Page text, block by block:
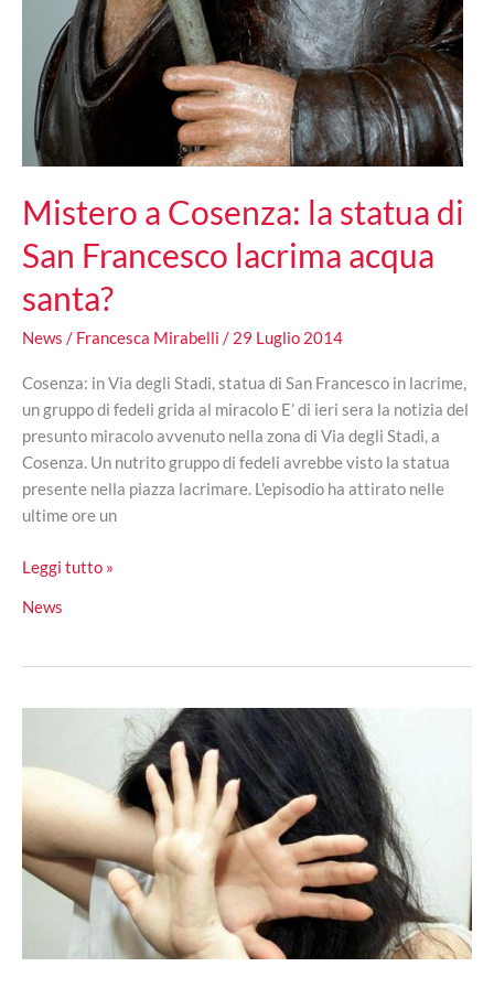
Mistero a Cosenza: la statua di
San Francesco lacrima acqua
santa?
News / Francesca Mirabelli / 29 Luglio 2014
Cosenza: in Via degli Stadi, statua di San Francesco in lacrime,
un gruppo di fedeli grida al miracolo E’ di ieri sera la notizia del
presunto miracolo avvenuto nella zona di Via degli Stadi, a
Cosenza. Un nutrito gruppo di fedeli avrebbe visto la statua
presente nella piazza lacrimare. L’episodio ha attirato nelle
ultime ore un
Mistero
Cosenza:
statua
lacrima
acqua
santa?
Leggi tutto »
News